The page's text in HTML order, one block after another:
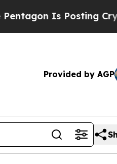
Is Posting Cryptic
Provided by AGP